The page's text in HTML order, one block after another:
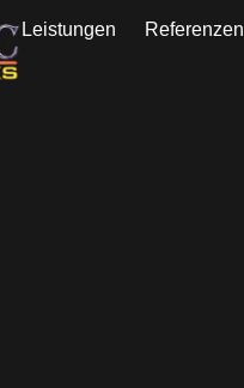
Leistungen Referenzen